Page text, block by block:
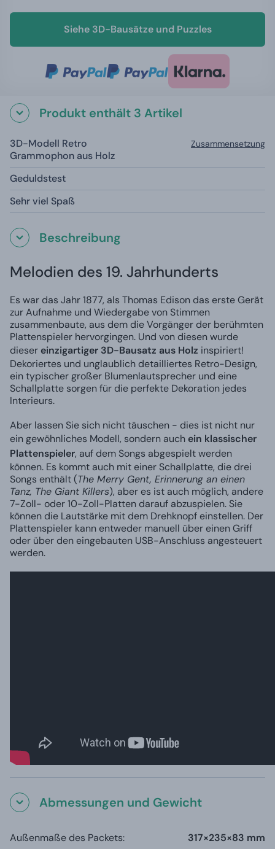
Siehe 3D-Bausätze und Puzzles
Produkt enthält 3 Artikel
3D-Modell Retro
Grammophon aus Holz
Zusammensetzung
Geduldstest
Sehr viel Spaß
Beschreibung
Melodien des 19. Jahrhunderts
Es war das Jahr 1877, als Thomas Edison das erste Gerät
zur Aufnahme und Wiedergabe von Stimmen
zusammenbaute, aus dem die Vorgänger der berühmten
Plattenspieler hervorgingen. Und von diesen wurde
dieser einzigartiger 3D-Bausatz aus Holz inspiriert!
Dekoriertes und unglaublich detailliertes Retro-Design,
ein typischer großer Blumenlautsprecher und eine
Schallplatte sorgen für die perfekte Dekoration jedes
Interieurs.
Aber lassen Sie sich nicht täuschen - dies ist nicht nur
ein gewöhnliches Modell, sondern auch ein klassischer
Plattenspieler, auf dem Songs abgespielt werden
können. Es kommt auch mit einer Schallplatte, die drei
Songs enthält (The Merry Gent, Erinnerung an einen
Tanz, The Giant Killers), aber es ist auch möglich, andere
7-Zoll- oder 10-Zoll-Platten darauf abzuspielen. Sie
können die Lautstärke mit dem Drehknopf einstellen. Der
Plattenspieler kann entweder manuell über einen Griff
oder über den eingebauten USB-Anschluss angesteuert
werden.
Abmessungen und Gewicht
Außenmaße des Packets: 317×235×83 mm